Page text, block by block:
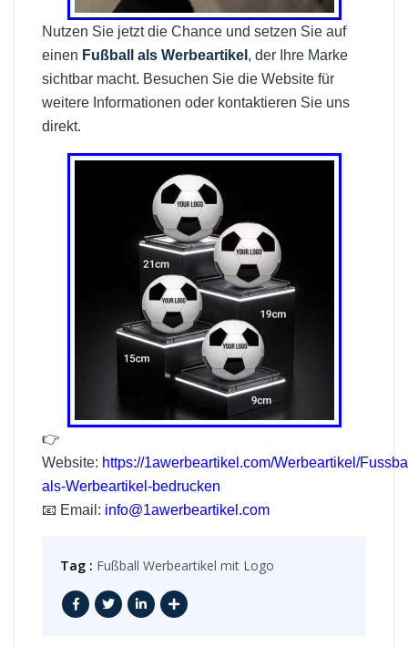
Nutzen Sie jetzt die Chance und setzen Sie auf
einen Fußball als Werbeartikel , der Ihre Marke
sichtbar macht. Besuchen Sie die Website für
weitere Informationen oder kontaktieren Sie uns
direkt.
👉
Website: https://1awerbeartikel.com/Werbeartikel/
als-Werbeartikel-bedrucken
📧 Email: info@1awerbeartikel.com
Tag : Fußball Werbeartikel mit Logo